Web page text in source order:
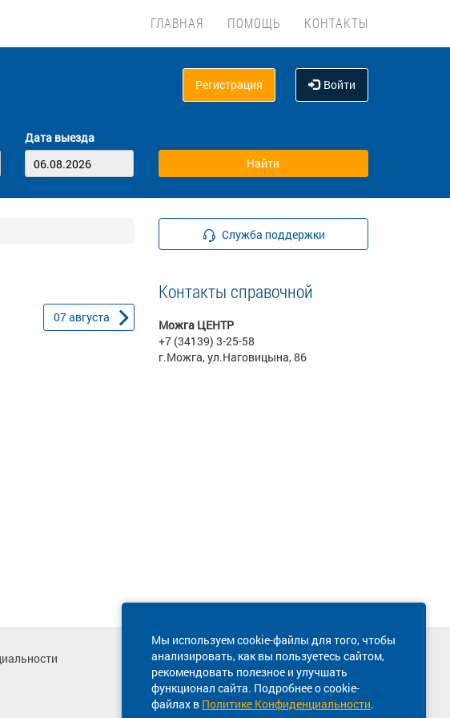
ГЛАВНАЯ ПОМОЩЬ КОНТАКТЫ
Регистрация Войти
Дата выезда
07августа
Служба поддержки
Контакты справочной
Можга ЦЕНТР
+7 (34139) 3-25-58
г.Можга, ул.Наговицына, 86
Мы используем cookie-файлы для того, чтобы
анализировать, как вы пользуетесь сайтом,
рекомендовать полезное и улучшать
функционал сайта. Подробнее о cookie-
файлах в Политике Конфиденциальности.
Техническая поддержка сайта
8 800 600-03-38